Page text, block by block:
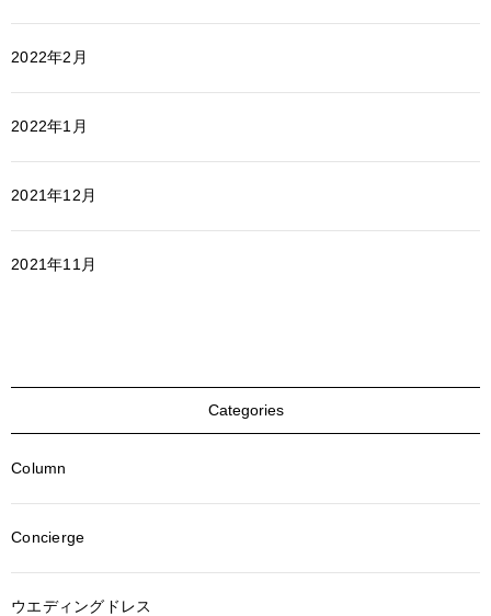
2022年2月
2022年1月
2021年12月
2021年11月
Categories
Column
Concierge
ウエディングドレス